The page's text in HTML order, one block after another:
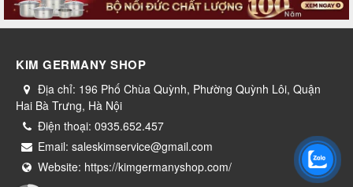
KIM GERMANY SHOP
Địa chỉ: 196 Phố Chùa Quỳnh, Phường Quỳnh Lôi, Quận
Hai Bà Trưng, Hà Nội
Điện thoại: 0935.652.457
Email: saleskimservice@gmail.com
Website: https://kimgermanyshop.com/